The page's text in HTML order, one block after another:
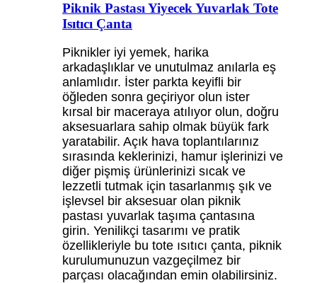
Piknik Pastası Yiyecek Yuvarlak Tote
Isıtıcı Çanta
Piknikler iyi yemek, harika
arkadaşlıklar ve unutulmaz anılarla eş
anlamlıdır. İster parkta keyifli bir
öğleden sonra geçiriyor olun ister
kırsal bir maceraya atılıyor olun, doğru
aksesuarlara sahip olmak büyük fark
yaratabilir. Açık hava toplantılarınız
sırasında keklerinizi, hamur işlerinizi ve
diğer pişmiş ürünlerinizi sıcak ve
lezzetli tutmak için tasarlanmış şık ve
işlevsel bir aksesuar olan piknik
pastası yuvarlak taşıma çantasına
girin. Yenilikçi tasarımı ve pratik
özellikleriyle bu tote ısıtıcı çanta, piknik
kurulumunuzun vazgeçilmez bir
parçası olacağından emin olabilirsiniz.